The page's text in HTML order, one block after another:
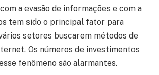
a evasão de informações e com a
tem sido o principal fator para
setores buscarem métodos de
Os números de investimentos
fenômeno são alarmantes.